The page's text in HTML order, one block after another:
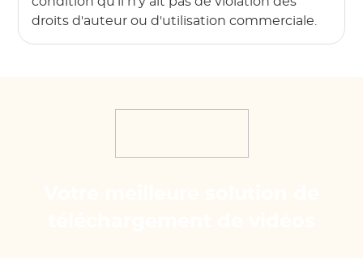
droits d'auteur ou d'utilisation commerciale.